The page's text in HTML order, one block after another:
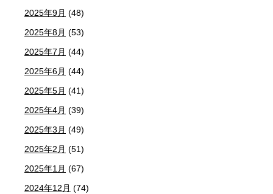
2025年9月 (48)
2025年8月 (53)
2025年7月 (44)
2025年6月 (44)
2025年5月 (41)
2025年4月 (39)
2025年3月 (49)
2025年2月 (51)
2025年1月 (67)
2024年12月 (74)